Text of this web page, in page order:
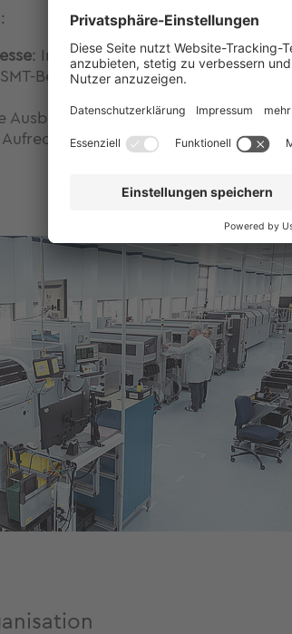
: In der ersten Ausbildungslektion
Bestückungslinie.
Ausbildungsschritt findet an der
des Serienbetriebs